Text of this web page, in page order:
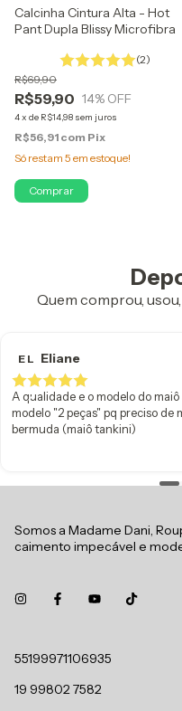
Calcinha Cintura Alta - Hot
Pant Dupla Blissy Microfibra
(2)
R$59,90
R$69,90
14% OFF
4x de R$14,98 sem juros
R$56,91 com Pix
Só restam 5 em estoque!
Comprar
Quem comprou,
E L Eliane
A qualidade e o modelo do
modelo "2 peças" pq preciso de
bermuda (maiô tankini)
Somos a Madame Dani,
caimento impecável e
55199971106935
19 99802 7582